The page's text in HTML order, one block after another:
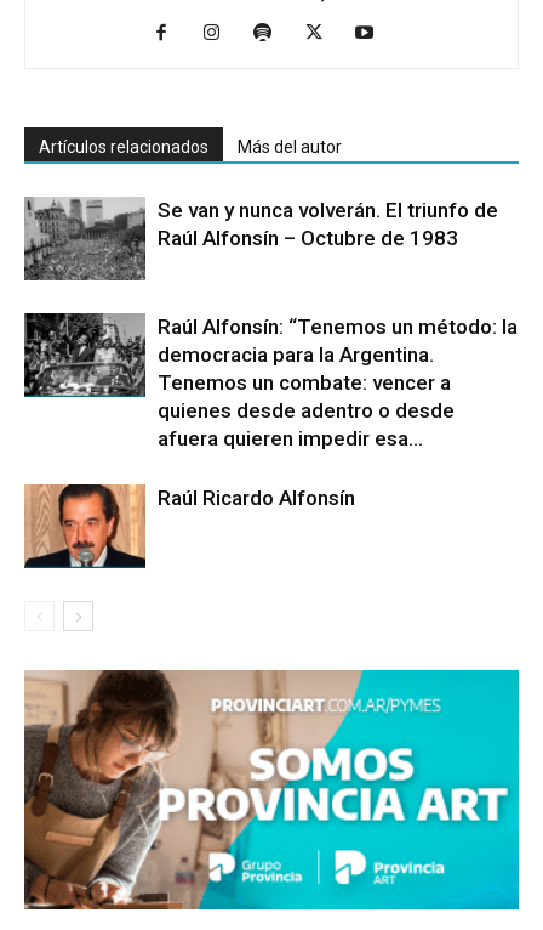
Artículos relacionados Más del autor
Se van y nunca volverán. El triunfo de
Raúl Alfonsín – Octubre de 1983
Raúl Alfonsín: “Tenemos un método: la
democracia para la Argentina.
Tenemos un combate: vencer a
quienes desde adentro o desde
afuera quieren impedir esa...
Raúl Ricardo Alfonsín